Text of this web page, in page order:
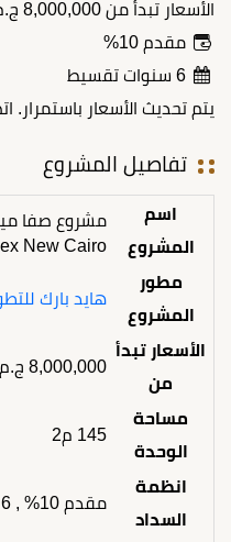
الأسعار تبدأ من 8,000,000
مقدم 10%
6 سنوات تقسيط
يتم تحديث الأسعار باستمرار.
تفاصيل المشروع
اسم
المشروع
New Cairo
مطور
المشروع
هايد بارك
الأسعار تبدأ
من
8,000,000 ج.م
مساحة
الوحدة
145 م2
انظمة
السداد
مقدم 10% , 6 سنوات تقسيط